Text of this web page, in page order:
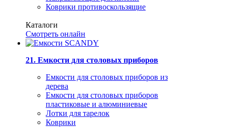
Коврики противоскользящие
Каталоги
Смотреть онлайн
21. Емкости для столовых приборов
Емкости для столовых приборов из
дерева
Емкости для столовых приборов
пластиковые и алюминиевые
Лотки для тарелок
Коврики